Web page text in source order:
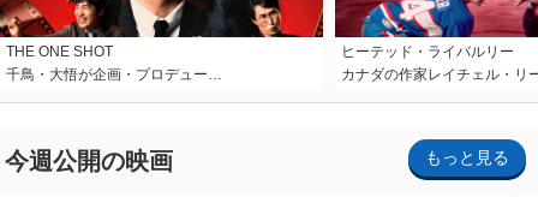
THE ONE SHOT
千鳥・大悟が企画・プロデュー…
ヒーテッド・ライバルリー
カナダの作家レイチェル・リ
今週公開の映画 もっと見る